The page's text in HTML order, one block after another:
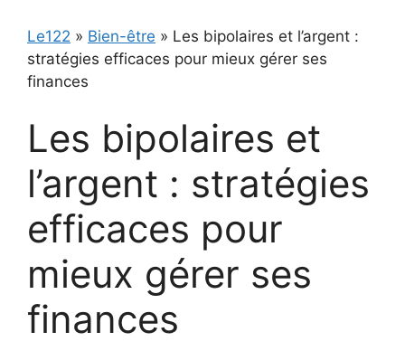
Le122 » Bien-être » Les bipolaires et l’argent :
stratégies efficaces pour mieux gérer ses
finances
Les bipolaires et
l’argent : stratégies
efficaces pour
mieux gérer ses
finances